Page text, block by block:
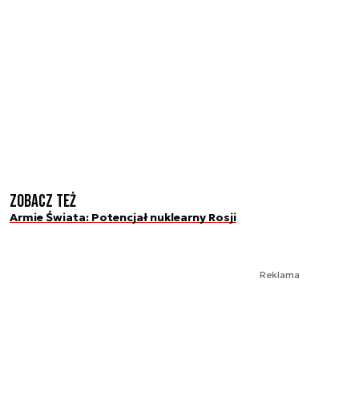
Zobacz też
Armie Świata: Potencjał nuklearny Rosji
Reklama